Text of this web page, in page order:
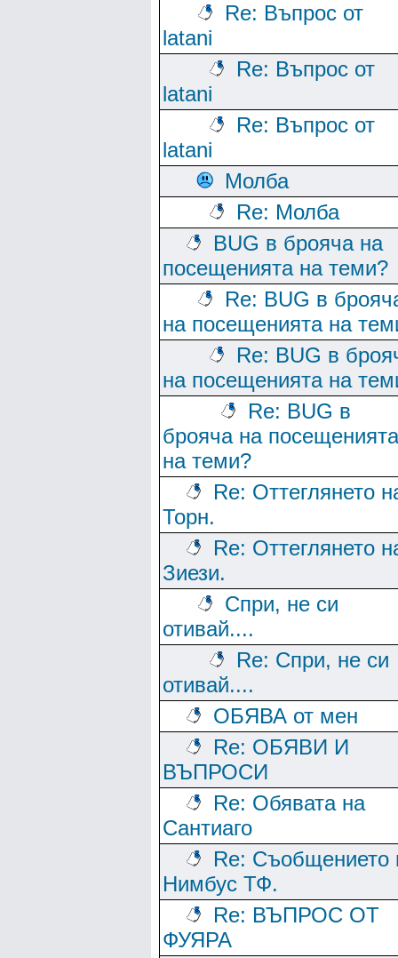
Re: Въпрос от
latani
Re: Въпрос от
latani
Re: Въпрос от
latani
Молба
Re: Молба
BUG в брояча на
посещенията на теми?
Re: BUG в
на посещенията на
Re: BUG в
на посещенията на
Re: BUG в
брояча на посещенията
на теми?
Re: Оттеглянето
Торн.
Re: Оттеглянето
Зиези.
Спри, не си
отивай....
Re: Спри, не си
отивай....
ОБЯВА от мен
Re: ОБЯВИ И
ВЪПРОСИ
Re: Обявата на
Сантиаго
Re: Съобщението
Нимбус ТФ.
Re: ВЪПРОС ОТ
ФУЯРА